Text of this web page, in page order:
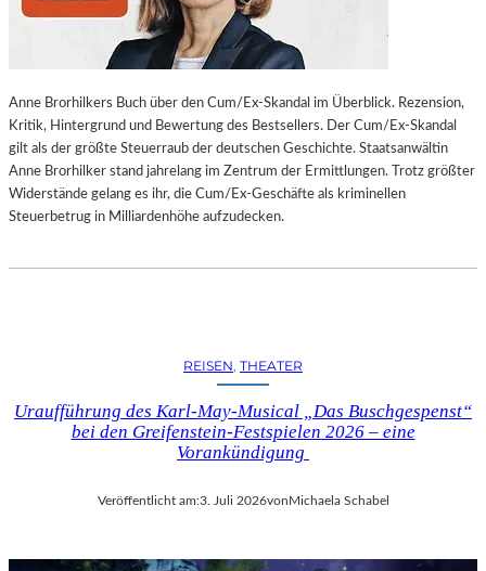
U
G
S
B
E
R
S
H
A
B
K
Anne Brorhilkers Buch über den Cum/Ex-Skandal im Überblick. Rezension,
Kritik, Hintergrund und Bewertung des Bestsellers. Der Cum/Ex-Skandal
gilt als der größte Steuerraub der deutschen Geschichte. Staatsanwältin
Anne Brorhilker stand jahrelang im Zentrum der Ermittlungen. Trotz größter
Widerstände gelang es ihr, die Cum/Ex-Geschäfte als kriminellen
Steuerbetrug in Milliardenhöhe aufzudecken.
REISEN, THEATER
Uraufführung des Karl-May-Musical „Das Buschgespenst“
bei den Greifenstein-Festspielen 2026 – eine
Vorankündigung
Veröffentlicht am:3. Juli 2026vonMichaela Schabel